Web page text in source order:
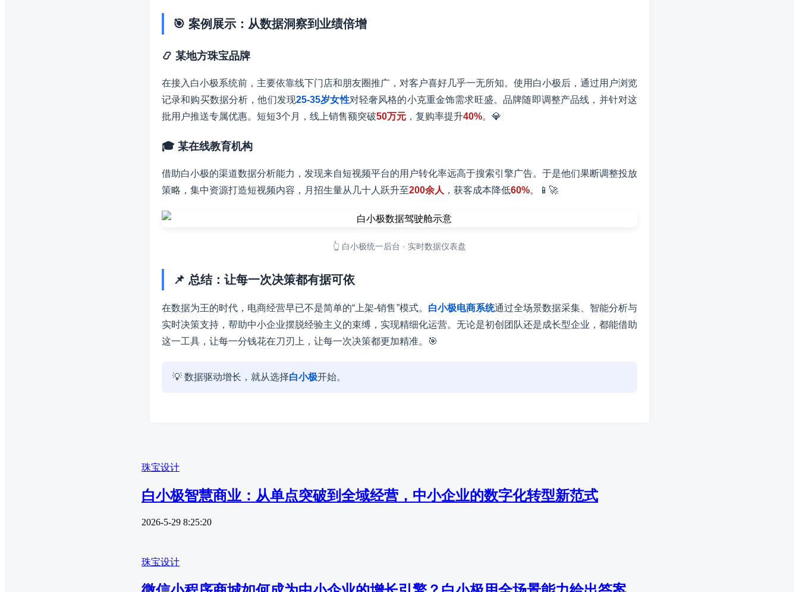
🎯 案例展示：从数据洞察到业绩倍增
📿 某地方珠宝品牌
在接入白小极系统前，主要依靠线下门店和朋友圈推广，对客户喜好几乎一无所知。使用白小极后，通过用户浏览
记录和购买数据分析，他们发现25-35岁女性对轻奢风格的小克重金饰需求旺盛。品牌随即调整产品线，并针对这
批用户推送专属优惠。短短3个月，线上销售额突破50万元 ，复购率提升40%。💎
🎓 某在线教育机构
借助白小极的渠道数据分析能力，发现来自短视频平台的用户转化率远高于搜索引擎广告。于是他们果断调整投放
策略，集中资源打造短视频内容，月招生量从几十人跃升至200余人 ，获客成本降低60%。📱🚀
👆 白小极统一后台 · 实时数据仪表盘
📌 总结：让每一次决策都有据可依
在数据为王的时代，电商经营早已不是简单的“上架-销售”模式。 白小极电商系统通过全场景数据采集、智能分析与
实时决策支持，帮助中小企业摆脱经验主义的束缚，实现精细化运营。无论是初创团队还是成长型企业，都能借助
这一工具，让每一分钱花在刀刃上，让每一次决策都更加精准。🎯
💡 数据驱动增长，就从选择白小极开始。
珠宝设计
白小极智慧商业：从单点突破到全域经营，中小企业的数字化转型新范式
2026-5-29 8:25:20
珠宝设计